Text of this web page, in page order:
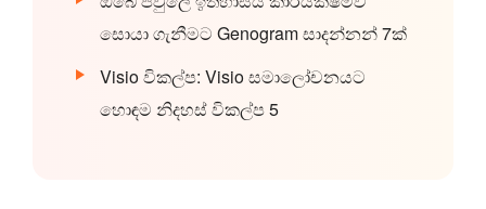
සොයා ගැනීමට Genogram සාදන්නන් 7ක්
Visio විකල්ප: Visio සමාලෝචනයට
හොඳම නිදහස් විකල්ප 5